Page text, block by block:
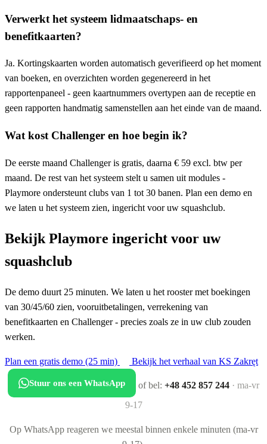
Verwerkt het systeem lidmaatschaps- en
benefitkaarten?
Ja. Kortingskaarten worden automatisch geverifieerd op het moment
van boeken, en overzichten worden gegenereerd in het
rapportenpaneel - geen kaartnummers overtypen aan de receptie en
geen rapporten handmatig samenstellen aan het einde van de maand.
Wat kost Challenger en hoe begin ik?
De eerste maand Challenger is gratis, daarna € 59 excl. btw per
maand. De rest van het systeem stelt u samen uit modules -
Playmore ondersteunt clubs van 1 tot 30 banen. Plan een demo en
we laten u het systeem zien, ingericht voor uw squashclub.
Bekijk Playmore ingericht voor uw
squashclub
De demo duurt 25 minuten. We laten u het rooster met boekingen
van 30/45/60 zien, vooruitbetalingen, verrekening van
benefitkaarten en Challenger - precies zoals ze in uw club zouden
werken.
Plan een gratis demo (25 min) Bekijk het verhaal van KS Zakręt
Stuur ons een WhatsApp of bel: +48 452 857 244 · ma-vr
9-17
Op WhatsApp reageren we meestal binnen enkele minuten (ma-vr